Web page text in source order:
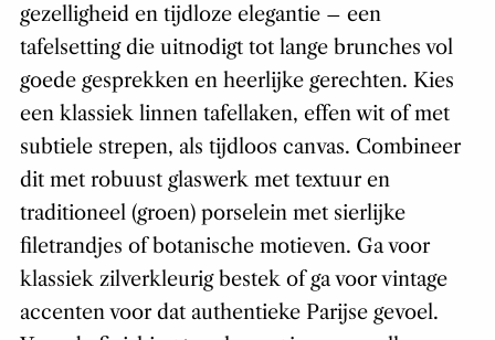
gezelligheid en tijdloze elegantie – een
tafelsetting die uitnodigt tot lange brunches vol
goede gesprekken en heerlijke gerechten. Kies
een klassiek linnen tafellaken, effen wit of met
subtiele strepen, als tijdloos canvas. Combineer
dit met robuust glaswerk met textuur en
traditioneel (groen) porselein met sierlijke
filetrandjes of botanische motieven. Ga voor
klassiek zilverkleurig bestek of ga voor vintage
accenten voor dat authentieke Parijse gevoel.